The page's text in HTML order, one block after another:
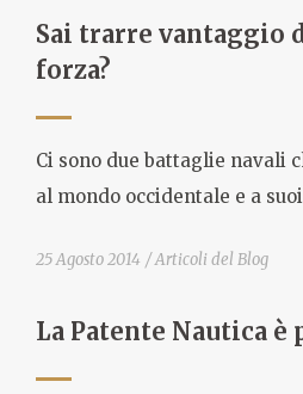
Sai trarre vantaggio
forza?
Ci sono due battaglie navali
al mondo occidentale e a suoi
25 Agosto 2014 Articoli del Blog
La Patente Nautica è